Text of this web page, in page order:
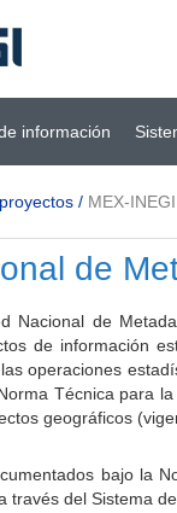
información
/ MEX-
de
Nacional de
de información
operaciones
Técnica para
geográficos
bajo la
través del Sistema